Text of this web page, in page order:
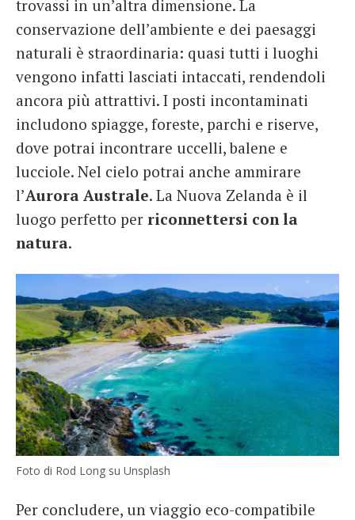
trovassi in un’altra dimensione. La
conservazione dell’ambiente e dei paesaggi
naturali è straordinaria: quasi tutti i luoghi
vengono infatti lasciati intaccati, rendendoli
ancora più attrattivi. I posti incontaminati
includono spiagge, foreste, parchi e riserve,
dove potrai incontrare uccelli, balene e
lucciole. Nel cielo potrai anche ammirare
l’Aurora Australe. La Nuova Zelanda è il
luogo perfetto per riconnettersi con la
natura.
Foto di Rod Long su Unsplash
Per concludere, un viaggio eco-compatibile